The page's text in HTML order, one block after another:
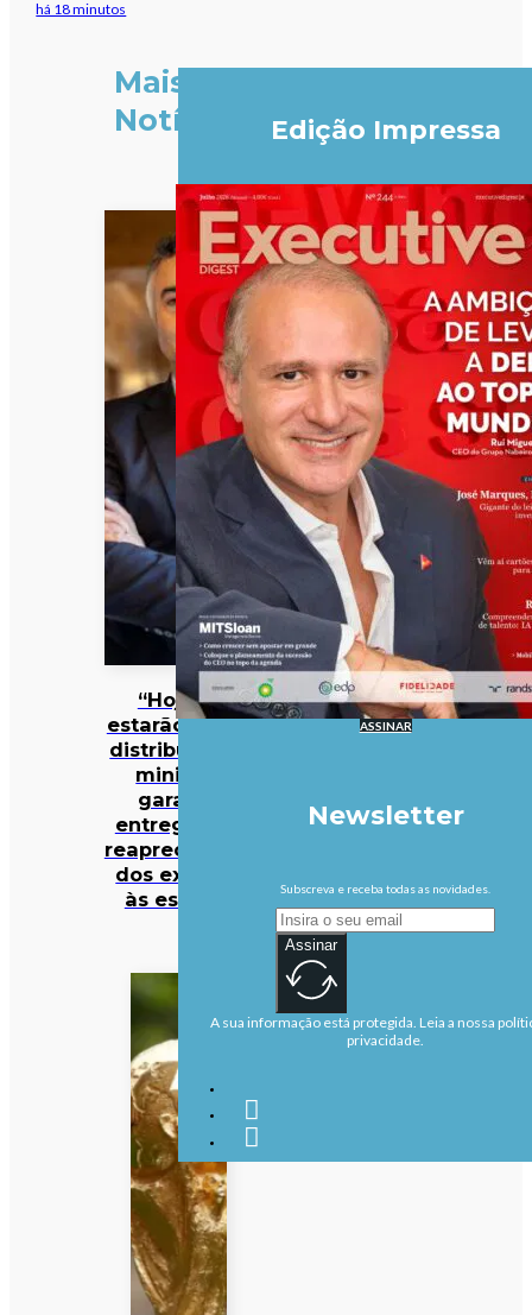
há 18 minutos
Mais
Notícias
“Hoje já
estarão todas
distribuídas”:
ministro
garante
entrega das
reapreciações
dos exames
às escolas
Edição Impressa
ASSINAR
Newsletter
Subscreva e receba todas as novidades.
Assinar
A sua informação está protegida. Leia a nossa
privacidade.